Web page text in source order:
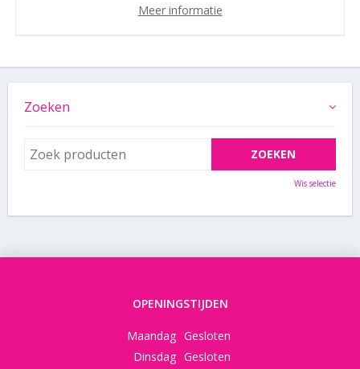
Meer informatie
Zoeken
Wis selectie
OPENINGSTIJDEN
Maandag Gesloten
Dinsdag Gesloten